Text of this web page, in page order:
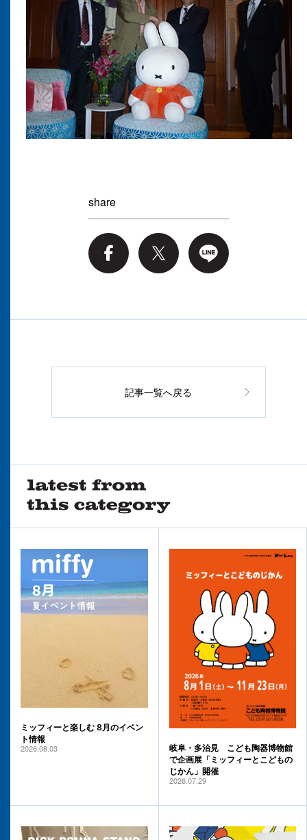
share
記事一覧へ戻る
ミッフィーと楽しむ 8月のイベン
ト情報
2026.08.03
岐阜・多治見 こども陶器博物館
で企画展「ミッフィーとこどもの
じかん」開催
2026.07.29